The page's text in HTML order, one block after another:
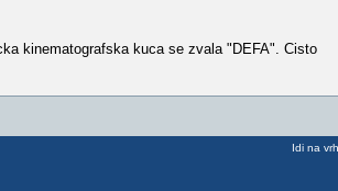
kinematografska kuca se zvala "DEFA". Cisto
Idi na vrh